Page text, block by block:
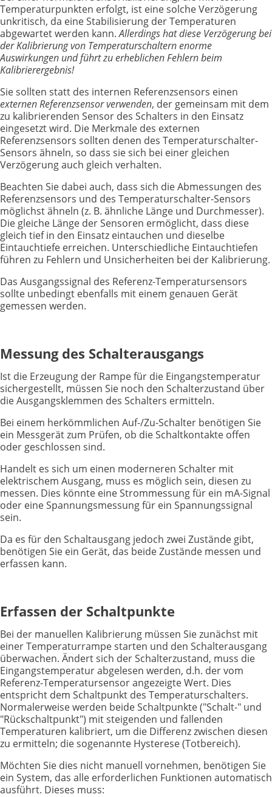
Temperaturpunkten erfolgt, ist eine solche Verzögerung
unkritisch, da eine Stabilisierung der Temperaturen
abgewartet werden kann.Allerdings hat diese Verzögerung bei
der Kalibrierung von Temperaturschaltern enorme
Auswirkungen und führt zu erheblichen Fehlern beim
Kalibrierergebnis!
Sie sollten statt des internen Referenzsensors einen
externen Referenzsensor verwenden, der gemeinsam mit dem
zu kalibrierenden Sensor des Schalters in den Einsatz
eingesetzt wird. Die Merkmale des externen
Referenzsensors sollten denen des Temperaturschalter-
Sensors ähneln, so dass sie sich bei einer gleichen
Verzögerung auch gleich verhalten.
Beachten Sie dabei auch, dass sich die Abmessungen des
Referenzsensors und des Temperaturschalter-Sensors
möglichst ähneln (z. B. ähnliche Länge und Durchmesser).
Die gleiche Länge der Sensoren ermöglicht, dass diese
gleich tief in den Einsatz eintauchen und dieselbe
Eintauchtiefe erreichen. Unterschiedliche Eintauchtiefen
führen zu Fehlern und Unsicherheiten bei der Kalibrierung.
Das Ausgangssignal des Referenz-Temperatursensors
sollte unbedingt ebenfalls mit einem genauen Gerät
gemessen werden.
Messung des Schalterausgangs
Ist die Erzeugung der Rampe für die Eingangstemperatur
sichergestellt, müssen Sie noch den Schalterzustand über
die Ausgangsklemmen des Schalters ermitteln.
Bei einem herkömmlichen Auf-/Zu-Schalter benötigen Sie
ein Messgerät zum Prüfen, ob die Schaltkontakte offen
oder geschlossen sind.
Handelt es sich um einen moderneren Schalter mit
elektrischem Ausgang, muss es möglich sein, diesen zu
messen. Dies könnte eine Strommessung für ein mA-Signal
oder eine Spannungsmessung für ein Spannungssignal
sein.
Da es für den Schaltausgang jedoch zwei Zustände gibt,
benötigen Sie ein Gerät, das beide Zustände messen und
erfassen kann.
Erfassen der Schaltpunkte
Bei der manuellen Kalibrierung müssen Sie zunächst mit
einer Temperaturrampe starten und den Schalterausgang
überwachen. Ändert sich der Schalterzustand, muss die
Eingangstemperatur abgelesen werden, d.h. der vom
Referenz-Temperatursensor angezeigte Wert. Dies
entspricht dem Schaltpunkt des Temperaturschalters.
Normalerweise werden beide Schaltpunkte ("Schalt-" und
"Rückschaltpunkt") mit steigenden und fallenden
Temperaturen kalibriert, um die Differenz zwischen diesen
zu ermitteln; die sogenannte Hysterese (Totbereich).
Möchten Sie dies nicht manuell vornehmen, benötigen Sie
ein System, das alle erforderlichen Funktionen automatisch
ausführt. Dieses muss: